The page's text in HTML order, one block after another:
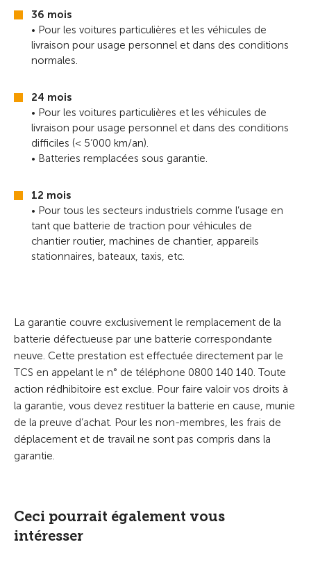
36 mois
• Pour les voitures particulières et les véhicules de
livraison pour usage personnel et dans des conditions
normales.
24 mois
• Pour les voitures particulières et les véhicules de
livraison pour usage personnel et dans des conditions
difficiles (< 5‘000 km/an).
• Batteries remplacées sous garantie.
12 mois
• Pour tous les secteurs industriels comme l’usage en
tant que batterie de traction pour véhicules de
chantier routier, machines de chantier, appareils
stationnaires, bateaux, taxis, etc.
La garantie couvre exclusivement le remplacement de la
batterie défectueuse par une batterie correspondante
neuve. Cette prestation est effectuée directement par le
TCS en appelant le n° de téléphone 0800 140 140. Toute
action rédhibitoire est exclue. Pour faire valoir vos droits à
la garantie, vous devez restituer la batterie en cause, munie
de la preuve d’achat. Pour les non-membres, les frais de
déplacement et de travail ne sont pas compris dans la
garantie.
Ceci pourrait également vous
intéresser